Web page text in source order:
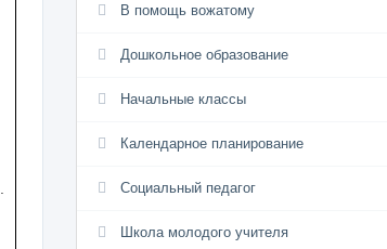
В помощь вожатому
Дошкольное образование
Начальные классы
Календарное планирование
Социальный педагог
Школа молодого учителя